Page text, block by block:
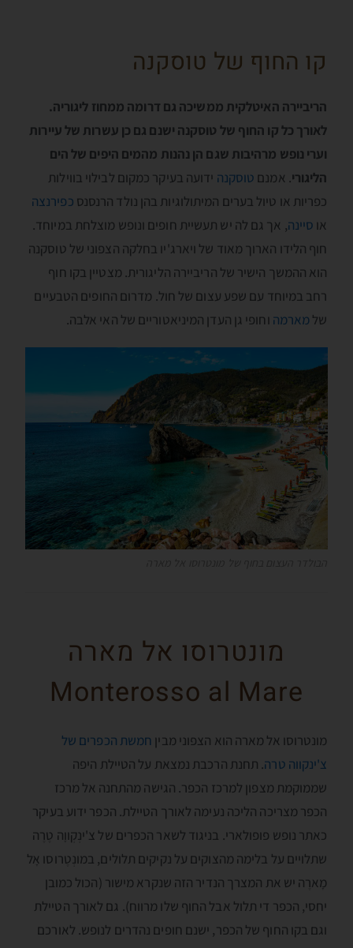
קו החוף של טוסקנה
הריביירה האיטלקית ממשיכה גם דרומה ממחוז ליגוריה.
לאורך כל קו החוף של טוסקנה ישנם גם כן עשרות של עיירות
וערי נופש מרהיבות שגם הן נהנות מהמים היפים של הים
הליגורי. אמנם טוסקנה ידועה בעיקר כמקום לבילוי בווילות
כפריות או טיול בערים המיתולוגיות בהן נולד הרנסנס כפירנצה
או סיינה, אך גם לה יש תעשיית חופים ונופש מוצלחת במיוחד.
חוף הלידו הארוך מאוד של ויארג'יו בחלקה הצפוני של טוסקנה
הוא ההמשך הישיר של הריביירה הליגורית. מצטיין בקו חוף
רחב במיוחד עם שפע עצום של חול. מדרום החופים הטבעיים
שלמארמה וחופי גן העדן המיניאטוריים של האי אלבה.
מונטרוסו אל מארה
Monterosso al Mare
מונטרוסו אל מארה הוא הצפוני מבין חמשת הכפרים של
צ'ינקווה טרה. תחנת הרכבת נמצאת על הטיילת היפה
שממוקמת מצפון למרכז הכפר. הגישה מהתחנה אל מרכז
הכפר מצריכה הליכה נעימה לאורך הטיילת. הכפר ידוע בעיקר
כאתר נופש פופולארי. בניגוד לשאר הכפרים של צ'ינְקְווָה טֶרֶה
שתלויים על בלימה מהצוקים על נקיקים תלולים, במונְטֶרוסו אָל
מָארֶה יש את המצרך הנדיר הזה שנקרא מישור (הכול כמובן
יחסי, הכפר די תלול אבל החוף שלו מרווח). גם לאורך הטיילת
וגם בקו החוף של הכפר, ישנם חופים נהדרים לנופש. לאורכם